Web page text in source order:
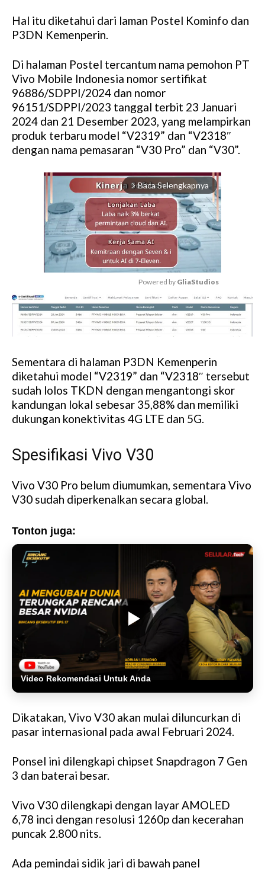
Hal itu diketahui dari laman Postel Kominfo dan
P3DN Kemenperin.
Di halaman Postel tercantum nama pemohon PT
Vivo Mobile Indonesia nomor sertifikat
96886/SDPPI/2024 dan nomor
96151/SDPPI/2023 tanggal terbit 23 Januari
2024 dan 21 Desember 2023, yang melampirkan
produk terbaru model “V2319” dan “V2318″
dengan nama pemasaran “V30 Pro” dan “V30”.
arrow_forward_ios Baca Selengkapnya
M
Powered by GliaStudios
Sementara di halaman P3DN Kemenperin
diketahui model “V2319” dan “V2318″ tersebut
sudah lolos TKDN dengan mengantongi skor
kandungan lokal sebesar 35,88% dan memiliki
dukungan konektivitas 4G LTE dan 5G.
Spesifikasi Vivo V30
Vivo V30 Pro belum diumumkan, sementara Vivo
V30 sudah diperkenalkan secara global.
Tonton juga:
Video Rekomendasi Untuk Anda
Dikatakan, Vivo V30 akan mulai diluncurkan di
pasar internasional pada awal Februari 2024.
Ponsel ini dilengkapi chipset Snapdragon 7 Gen
3 dan baterai besar.
Vivo V30 dilengkapi dengan layar AMOLED
6,78 inci dengan resolusi 1260p dan kecerahan
puncak 2.800 nits.
Ada pemindai sidik jari di bawah panel